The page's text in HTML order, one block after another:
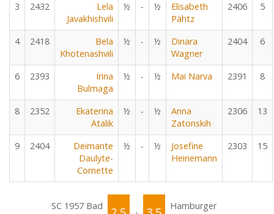
3 2432
Lela
Javakhishvili
½ - ½
Elisabeth
Pähtz
2406 5
4 2418
Bela
Khotenashvili
½ - ½
Dinara
Wagner
2404 6
6 2393
Irina
Bulmaga
½ - ½ Mai Narva 2391 8
8 2352
Ekaterina
Atalik
½ - ½
Anna
Zatonskih
2306 13
9 2404
Deimante
Daulyte-
Cornette
½ - ½
Josefine
Heinemann
2303 15
SC 1957 Bad
Hamburger